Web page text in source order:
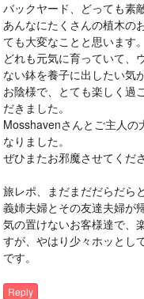
バックヤード、どっても素
あんなにたくさんの植木の
ても大変なことと思います。
どれも元気に育っていて、
ない鉢を養子に出したい気
お陰様で、とても楽しく過
だきました。
Mosshavenさんとご主人の
なりました。
ぜひまたお邪魔させてくだ
旅レポ、まだまだだらだら
義姉夫婦とその友達夫婦が
気の置けないお客様達で、
すが、やはり少々ホッとし
です。
Reply